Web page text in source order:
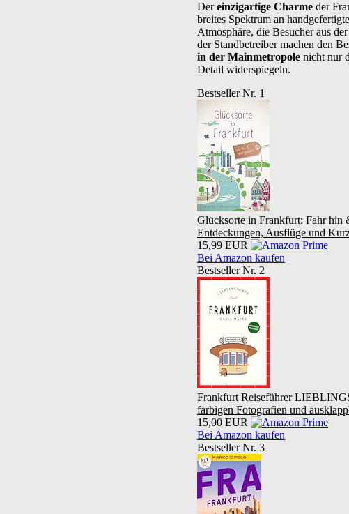
Dereinzigartige Charme der
breites Spektrum an
Atmosphäre, die Besucher aus
der Standbetreiber machen den
in der Mainmetropole nicht nur
Detail widerspiegeln.
Bestseller Nr. 1
Glücksorte in Frankfurt: Fahr hin
Entdeckungen, Ausflüge und
15,99 EUR
Bei Amazon kaufen
Bestseller Nr. 2
Frankfurt Reiseführer
farbigen Fotografien und
15,00 EUR
Bei Amazon kaufen
Bestseller Nr. 3